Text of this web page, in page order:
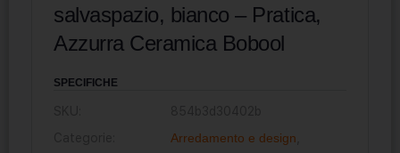
salvaspazio, bianco – Pratica,
Azzurra Ceramica Bobool
SPECIFICHE
Arredamento e design